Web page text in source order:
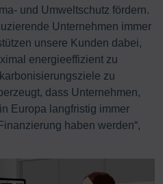
und Umweltschutz fördern.
Unternehmen immer
unsere Kunden dabei,
energieeffizient zu
zu
dass Unternehmen,
Europa langfristig immer
haben werden“,